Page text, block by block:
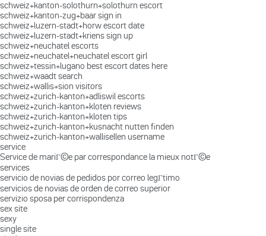
schweiz+kanton-solothurn+solothurn escort
schweiz+kanton-zug+baar sign in
schweiz+luzern-stadt+horw escort date
schweiz+luzern-stadt+kriens sign up
schweiz+neuchatel escorts
schweiz+neuchatel+neuchatel escort girl
schweiz+tessin+lugano best escort dates here
schweiz+waadt search
schweiz+wallis+sion visitors
schweiz+zurich-kanton+adliswil escorts
schweiz+zurich-kanton+kloten reviews
schweiz+zurich-kanton+kloten tips
schweiz+zurich-kanton+kusnacht nutten finden
schweiz+zurich-kanton+wallisellen username
service
Service de mariГ©e par correspondance la mieux notГ©e
services
servicio de novias de pedidos por correo legГ­timo
servicios de novias de orden de correo superior
servizio sposa per corrispondenza
sex site
sexy
single site